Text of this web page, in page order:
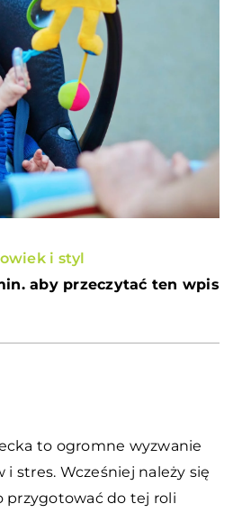
i styl
aby przeczytać ten wpis
to ogromne wyzwanie
i stres. Wcześniej należy się
przygotować do tej roli